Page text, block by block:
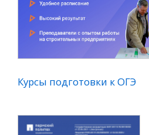
к ОГЭ Курсы